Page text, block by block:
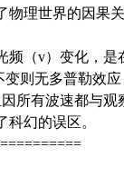
理世界的因果关
（v）变化，是
则无多普勒效
所有波速都与
幻的误区。